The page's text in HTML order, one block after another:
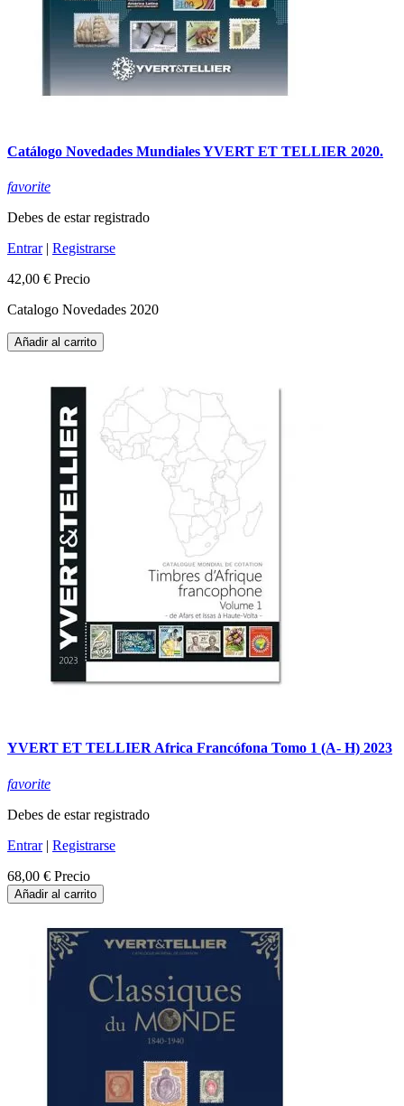
Catálogo Novedades Mundiales YVERT ET TELLIER 2020.
favorite
Debes de estar registrado
Entrar| Registrarse
42,00 € Precio
Catalogo Novedades 2020
Añadir al carrito
YVERT ET TELLIER Africa Francófona Tomo 1 (A- H) 2023
favorite
Debes de estar registrado
Entrar| Registrarse
68,00 € Precio
Añadir al carrito